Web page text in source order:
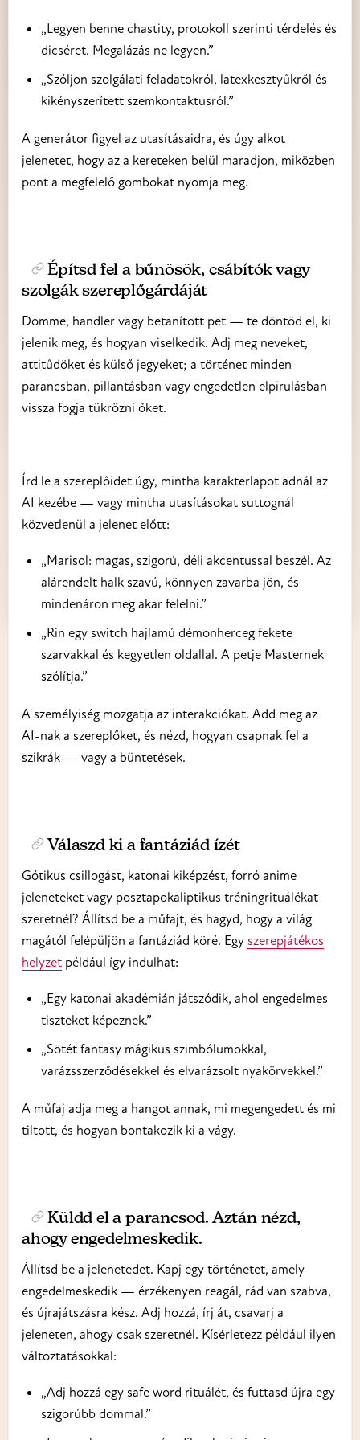
„Legyen benne chastity, protokoll szerinti térdelés és
dicséret. Megalázás ne legyen.”
„Szóljon szolgálati feladatokról, latexkesztyűkről és
kikényszerített szemkontaktusról.”
A generátor figyel az utasításaidra, és úgy alkot
jelenetet, hogy az a kereteken belül maradjon, miközben
pont a megfelelő gombokat nyomja meg.
Építsd fel a bűnösök, csábítók vagy
szolgák szereplőgárdáját
Domme, handler vagy betanított pet — te döntöd el, ki
jelenik meg, és hogyan viselkedik. Adj meg neveket,
attitűdöket és külső jegyeket; a történet minden
parancsban, pillantásban vagy engedetlen elpirulásban
vissza fogja tükrözni őket.
Írd le a szereplőidet úgy, mintha karakterlapot adnál az
AI kezébe — vagy mintha utasításokat suttognál
közvetlenül a jelenet előtt:
„Marisol: magas, szigorú, déli akcentussal beszél. Az
alárendelt halk szavú, könnyen zavarba jön, és
mindenáron meg akar felelni.”
„Rin egy switch hajlamú démonherceg fekete
szarvakkal és kegyetlen oldallal. A petje Masternek
szólítja.”
A személyiség mozgatja az interakciókat. Add meg az
AI-nak a szereplőket, és nézd, hogyan csapnak fel a
szikrák — vagy a büntetések.
Válaszd ki a fantáziád ízét
Gótikus csillogást, katonai kiképzést, forró anime
jeleneteket vagy posztapokaliptikus tréningrituálékat
szeretnél? Állítsd be a műfajt, és hagyd, hogy a világ
magától felépüljön a fantáziád köré. Egy szerepjátékos
helyzet például így indulhat:
„Egy katonai akadémián játszódik, ahol engedelmes
tiszteket képeznek.”
„Sötét fantasy mágikus szimbólumokkal,
varázsszerződésekkel és elvarázsolt nyakörvekkel.”
A műfaj adja meg a hangot annak, mi megengedett és mi
tiltott, és hogyan bontakozik ki a vágy.
Küldd el a parancsod. Aztán nézd,
ahogy engedelmeskedik.
Állítsd be a jelenetedet. Kapj egy történetet, amely
engedelmeskedik — érzékenyen reagál, rád van szabva,
és újrajátszásra kész. Adj hozzá, írj át, csavarj a
jeleneten, ahogy csak szeretnél. Kísérletezz például ilyen
változtatásokkal:
„Adj hozzá egy safe word rituálét, és futtasd újra egy
szigorúbb dommal.”